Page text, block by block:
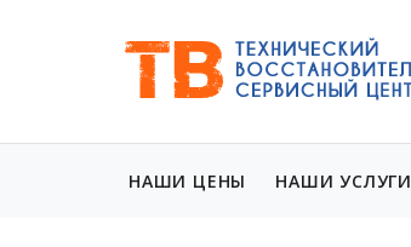
НАШИ ЦЕНЫ НАШИ УСЛУГИ